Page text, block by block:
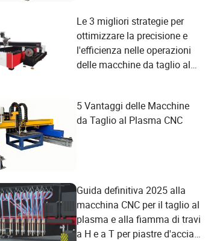
Le 3 migliori strategie per
ottimizzare la precisione e
l'efficienza nelle operazioni
delle macchine da taglio al
5 Vantaggi delle Macchine
da Taglio al Plasma CNC
Guida definitiva 2025 alla
macchina CNC per il taglio al
plasma e alla fiamma di travi
a H e a T per piastre d'acciaio